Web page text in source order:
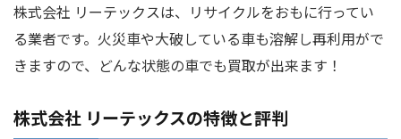
株式会社 リーテックスは、リサイクルをおもに行ってい
る業者です。火災車や大破している車も溶解し再利用がで
きますので、どんな状態の車でも買取が出来ます！
株式会社 リーテックスの特徴と評判